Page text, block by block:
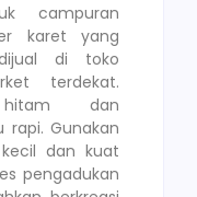
campuran
karet yang
di toko
terdekat.
hitam dan
rapi. Gunakan
dan kuat
pengadukan